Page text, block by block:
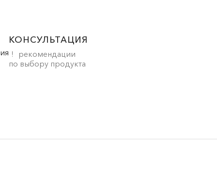
КОНСУЛЬТАЦИЯ
рекомендации
по выбору продукта